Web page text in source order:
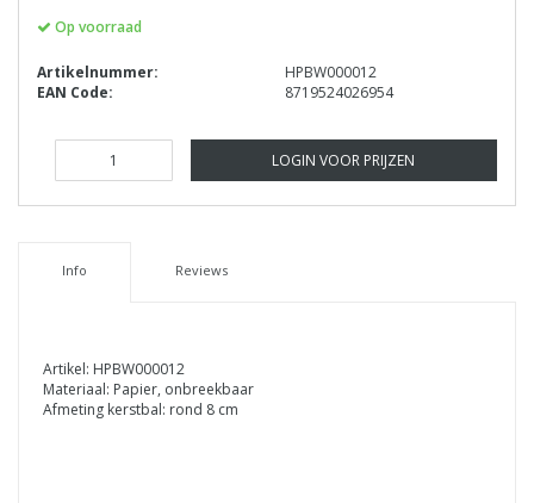
Op voorraad
Artikelnummer:
HPBW000012
EAN Code:
8719524026954
LOGIN VOOR PRIJZEN
Info Reviews
Artikel: HPBW000012
Materiaal: Papier, onbreekbaar
Afmeting kerstbal: rond 8 cm